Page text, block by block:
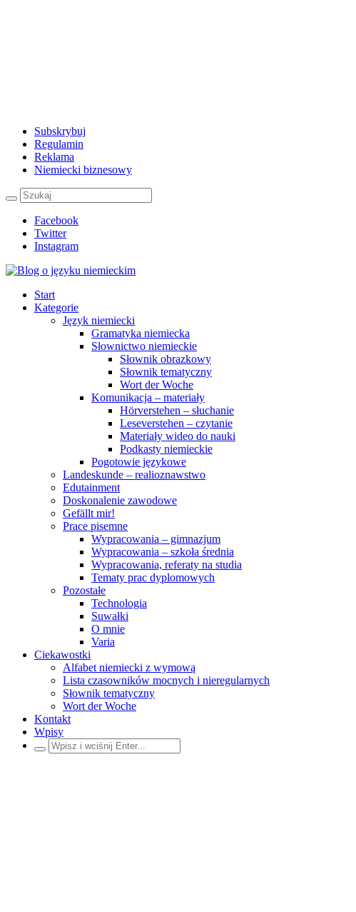
Subskrybuj
Regulamin
Reklama
Niemiecki biznesowy
Facebook
Twitter
Instagram
Start
Kategorie
Język niemiecki
Gramatyka niemiecka
Słownictwo niemieckie
Słownik obrazkowy
Słownik tematyczny
Wort der Woche
Komunikacja – materiały
Hörverstehen – słuchanie
Leseverstehen – czytanie
Materiały wideo do nauki
Podkasty niemieckie
Pogotowie językowe
Landeskunde – realioznawstwo
Edutainment
Doskonalenie zawodowe
Gefällt mir!
Prace pisemne
Wypracowania – gimnazjum
Wypracowania – szkoła średnia
Wypracowania, referaty na studia
Tematy prac dyplomowych
Pozostałe
Technologia
Suwałki
O mnie
Varia
Ciekawostki
Alfabet niemiecki z wymową
Lista czasowników mocnych i nieregularnych
Słownik tematyczny
Wort der Woche
Kontakt
Wpisy